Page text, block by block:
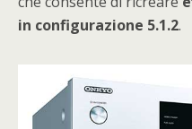
in configurazione 5.1.2.